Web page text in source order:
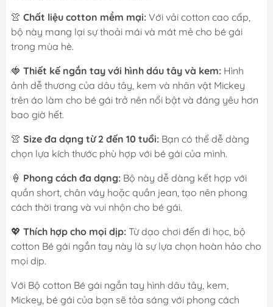
👚 Chất liệu cotton mềm mại: Với vải cotton cao cấp,
bộ này mang lại sự thoải mái và mát mẻ cho bé gái
trong mùa hè.
🍓 Thiết kế ngắn tay với hình dáu tây và kem: Hình
ảnh dễ thương của dâu tây, kem và nhân vật Mickey
trên áo làm cho bé gái trở nên nổi bật và đáng yêu hơn
bao giờ hết.
👚 Size đa dạng từ 2 đến 10 tuổi: Bạn có thể dễ dàng
chọn lựa kích thước phù hợp với bé gái của mình.
🍦 Phong cách đa dạng: Bộ này dễ dàng kết hợp với
quần short, chân váy hoặc quần jean, tạo nên phong
cách thời trang và vui nhộn cho bé gái.
💖 Thích hợp cho mọi dịp: Từ dạo chơi đến đi học, bộ
cotton Bé gái ngắn tay này là sự lựa chọn hoàn hảo cho
mọi dịp.
Với Bộ cotton Bé gái ngắn tay hình dâu tây, kem,
Mickey, bé gái của bạn sẽ tỏa sáng với phong cách